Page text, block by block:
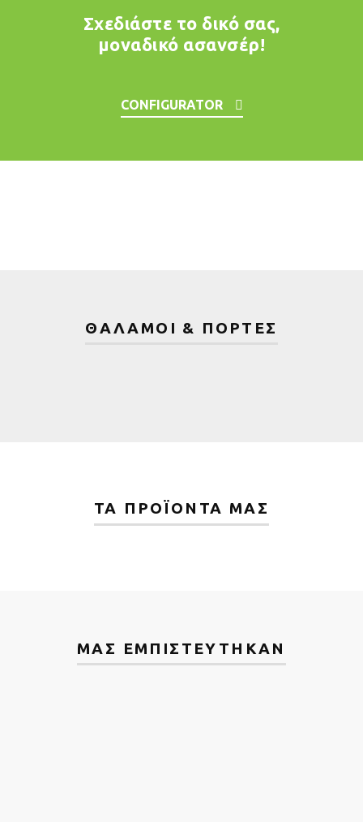
Σχεδιάστε το δικό σας,
μοναδικό ασανσέρ!
CONFIGURATOR
ΘΆΛΑΜΟΙ & ΠΌΡΤΕΣ
ΤΑ ΠΡΟΪΌΝΤΑ ΜΑΣ
ΜΑΣ ΕΜΠΙΣΤΕΥΤΗΚΑΝ